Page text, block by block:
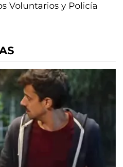
Voluntarios y Policía